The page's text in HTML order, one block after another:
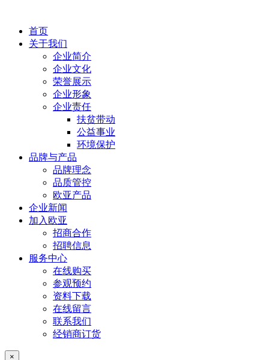
首页
关于我们
企业简介
企业文化
荣誉展示
企业形象
企业责任
扶贫带动
公益事业
环境保护
品牌与产品
品牌理念
品质管控
欧亚产品
企业新闻
加入欧亚
招商合作
招聘信息
服务中心
在线购买
参观预约
资料下载
在线留言
联系我们
经销商订货
×